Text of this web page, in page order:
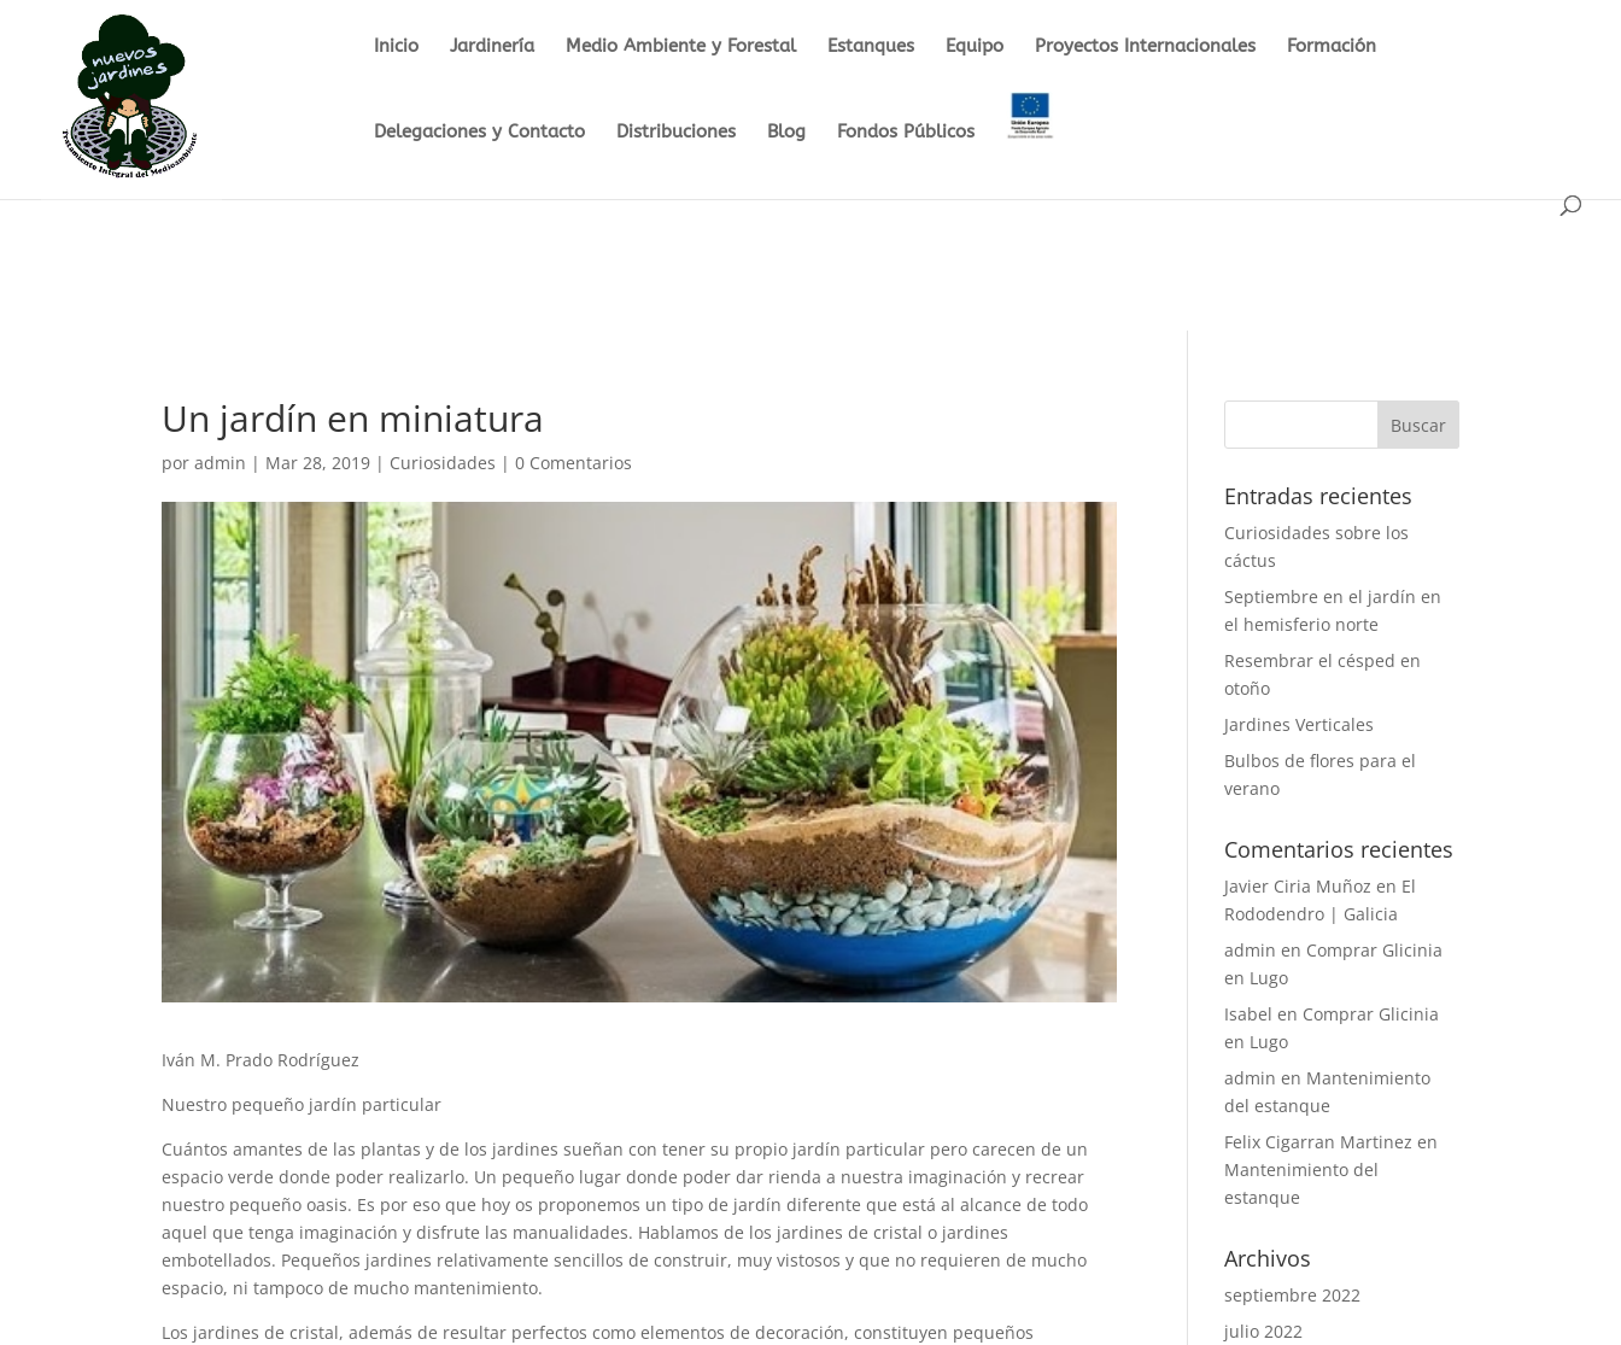
Inicio Jardinería Medio Ambiente y Forestal Estanques Equipo Proyectos Internacionales Formación
Delegaciones y Contacto Distribuciones Blog Fondos Públicos
Un jardín en miniatura
poradmin | Mar 28, 2019 | Curiosidades |0 Comentarios
Iván M. Prado Rodríguez
Nuestro pequeño jardín particular
Cuántos amantes de las plantas y de los jardines sueñan con tener su propio jardín particular pero carecen de un
espacio verde donde poder realizarlo. Un pequeño lugar donde poder dar rienda a nuestra imaginación y recrear
nuestro pequeño oasis. Es por eso que hoy os proponemos un tipo de jardín diferente que está al alcance de todo
aquel que tenga imaginación y disfrute las manualidades. Hablamos de los jardines de cristal o jardines
embotellados. Pequeños jardines relativamente sencillos de construir, muy vistosos y que no requieren de mucho
espacio, ni tampoco de mucho mantenimiento.
Los jardines de cristal, además de resultar perfectos como elementos de decoración, constituyen pequeños
Entradas recientes
Curiosidades sobre los
cáctus
Septiembre en el jardín en
el hemisferio norte
Resembrar el césped en
otoño
Jardines Verticales
Bulbos de flores para el
verano
Comentarios recientes
Javier Ciria Muñoz en El
Rododendro | Galicia
admin en Comprar Glicinia
en Lugo
Isabel en Comprar Glicinia
en Lugo
admin en Mantenimiento
del estanque
Felix Cigarran Martinez en
Mantenimiento del
estanque
Archivos
septiembre 2022
julio 2022